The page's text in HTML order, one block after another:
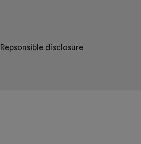
Repsonsible disclosure